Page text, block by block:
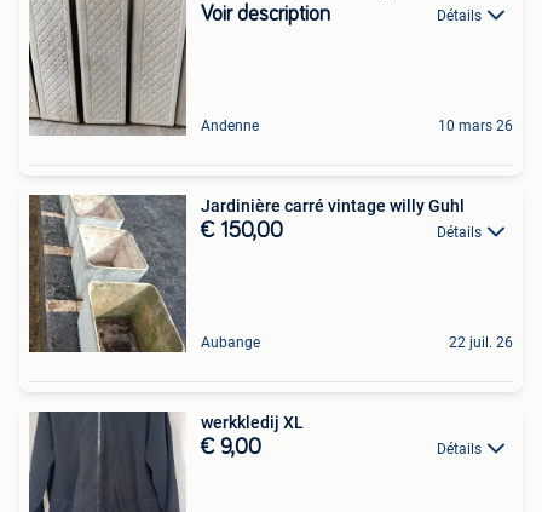
Voir description Détails
Andenne 10 mars 26
Jardinière carré vintage willy Guhl
€ 150,00 Détails
Aubange 22 juil. 26
werkkledij XL
€ 9,00 Détails